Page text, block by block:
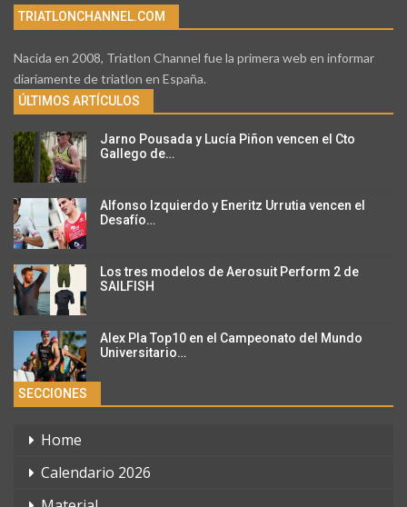
TRIATLONCHANNEL.COM
Nacida en 2008, Triatlon Channel fue la primera web en informar
diariamente de triatlon en España.
ÚLTIMOS ARTÍCULOS
Jarno Pousada y Lucía Piñon vencen el Cto
Gallego de…
Alfonso Izquierdo y Eneritz Urrutia vencen el
Desafío…
Los tres modelos de Aerosuit Perform 2 de
SAILFISH
Alex Pla Top10 en el Campeonato del Mundo
Universitario…
SECCIONES
Home
Calendario 2026